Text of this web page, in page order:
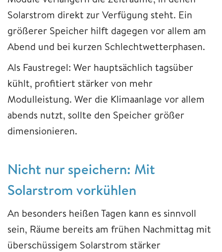
Solarstrom direkt zur Verfügung steht. Ein
größerer Speicher hilft dagegen vor allem am
Abend und bei kurzen Schlechtwetterphasen.
Als Faustregel: Wer hauptsächlich tagsüber
kühlt, profitiert stärker von mehr
Modulleistung. Wer die Klimaanlage vor allem
abends nutzt, sollte den Speicher größer
dimensionieren.
Nicht nur speichern: Mit
Solarstrom vorkühlen
An besonders heißen Tagen kann es sinnvoll
sein, Räume bereits am frühen Nachmittag mit
überschüssigem Solarstrom stärker